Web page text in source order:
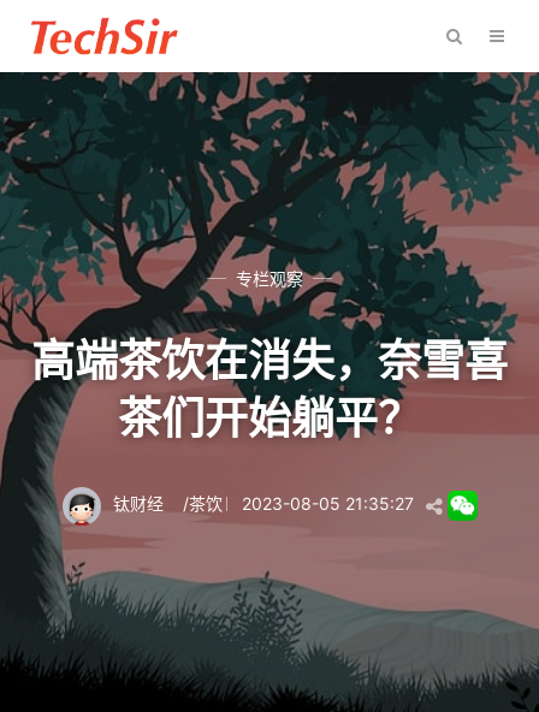
专栏观察
高端茶饮在消失，奈雪喜
茶们开始躺平？
钛财经 /茶饮 2023-08-05 21:35:27